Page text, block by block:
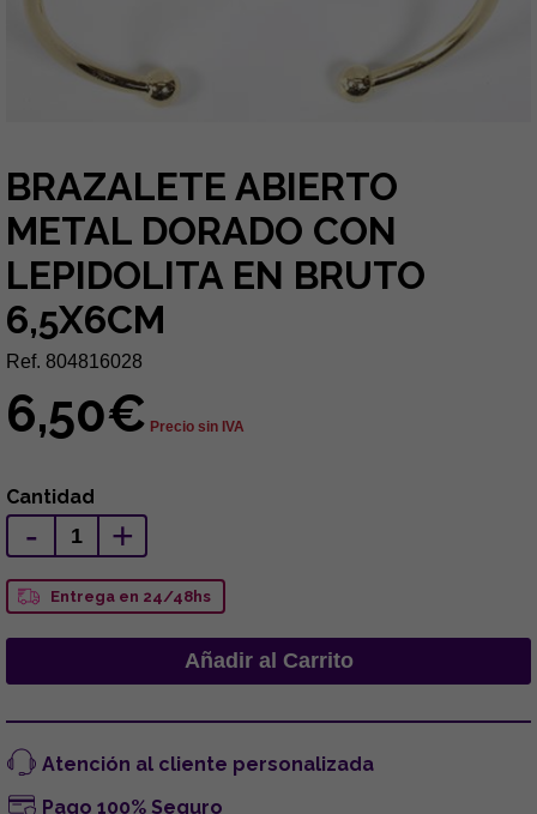
BRAZALETE ABIERTO
METAL DORADO CON
LEPIDOLITA EN BRUTO
6,5X6CM
Ref. 804816028
6,50€ Precio sin IVA
Cantidad
- +
Entrega en 24/48hs
Atención al cliente personalizada
Pago 100% Seguro